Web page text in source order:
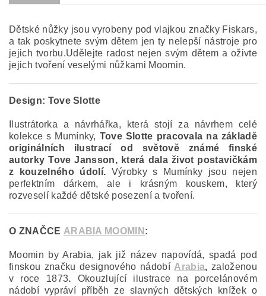
Dětské nůžky jsou vyrobeny pod vlajkou značky Fiskars,
a tak poskytnete svým dětem jen ty nelepší nástroje pro
jejich tvorbu.Udělejte radost nejen svým dětem a oživte
jejich tvoření veselými nůžkami Moomin.
Design: Tove Slotte
Ilustrátorka a návrhářka, která stojí za návrhem celé
kolekce s Mumínky, Tove Slotte pracovala na základě
originálních ilustrací od světově známé finské
autorky Tove Jansson, která dala život postavičkám
z kouzelného údolí. Výrobky s Mumínky jsou nejen
perfektním dárkem, ale i krásným kouskem, který
rozveselí každé dětské posezení a tvoření.
O ZNAČCE ARABIA MOOMIN :
Moomin by Arabia, jak již název napovídá, spadá pod
finskou značku designového nádobí Arabia, založenou
v roce 1873. Okouzlující ilustrace na porcelánovém
nádobí vypráví příběh ze slavných dětských knížek o